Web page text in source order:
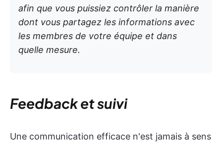
afin que vous puissiez contrôler la manière
dont vous partagez les informations avec
les membres de votre équipe et dans
quelle mesure.
Feedback et suivi
Une communication efficace n'est jamais à sens